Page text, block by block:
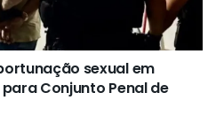
sexual em
Conjunto Penal de